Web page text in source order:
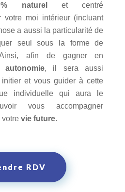
naturel
et centré
votre moi intérieur (incluant
a aussi la particularité de
seul sous la forme de
afin de gagner en
autonomie, il sera aussi
et vous guider à cette
individuelle qui aura le
vous accompagner
votre vie future.
RDV